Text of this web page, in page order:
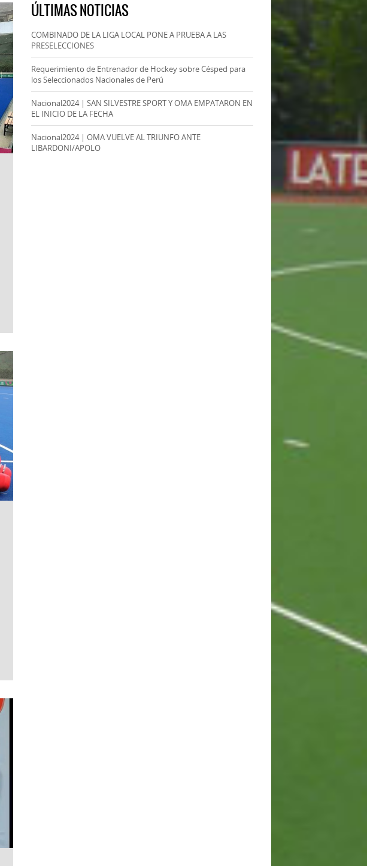
ÚLTIMAS NOTICIAS
COMBINADO DE LA LIGA LOCAL PONE A PRUEBA A LAS
PRESELECCIONES
Requerimiento de Entrenador de Hockey sobre Césped para
los Seleccionados Nacionales de Perú
Nacional2024 | SAN SILVESTRE SPORT Y OMA EMPATARON EN
EL INICIO DE LA FECHA
Nacional2024 | OMA VUELVE AL TRIUNFO ANTE
LIBARDONI/APOLO